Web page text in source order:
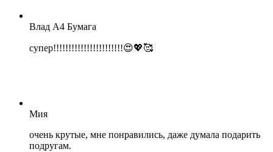
Влад А4 Бумага
супер!!!!!!!!!!!!!!!!!!!!!!!😍💖🥰
Мия
очень крутые, мне понравились, даже думала подарить
подругам.